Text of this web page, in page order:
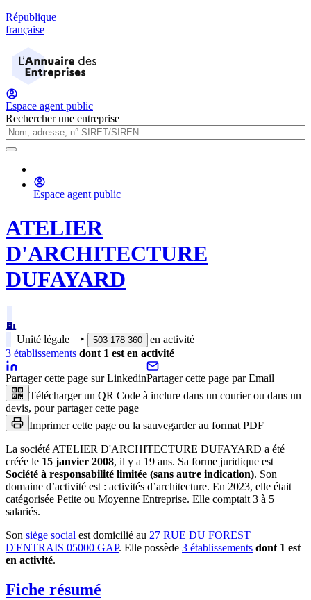
République
française
Espace agent public
Rechercher une entreprise
Espace agent public
ATELIER
D'ARCHITECTURE
DUFAYARD
Unité légale ‣ 503 178 360
en activité
3 établissements dont 1 est en activité
Partager cette page sur LinkedinPartager cette page par Email
Télécharger un QR Code à inclure dans un courier ou dans un
devis, pour partager cette page
Imprimer cette page ou la sauvegarder au format PDF
La société ATELIER D'ARCHITECTURE DUFAYARD a été
créée le 15 janvier 2008, il y a 19 ans. Sa forme juridique est
Société à responsabilité limitée (sans autre indication). Son
domaine d’activité est : activités d’architecture. En 2023, elle était
catégorisée Petite ou Moyenne Entreprise. Elle comptait 3 à 5
salariés.
Son siège social est domicilié au 27 RUE DU FOREST
D'ENTRAIS 05000 GAP. Elle possède 3 établissements dont 1 est
en activité.
Fiche résumé